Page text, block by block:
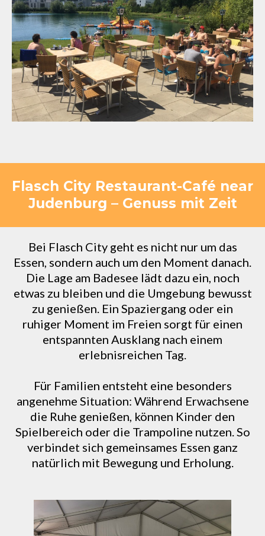
Flasch City Restaurant-Café near
Judenburg – Genuss mit Zeit
Bei Flasch City geht es nicht nur um das
Essen, sondern auch um den Moment danach.
Die Lage am Badesee lädt dazu ein, noch
etwas zu bleiben und die Umgebung bewusst
zu genießen. Ein Spaziergang oder ein
ruhiger Moment im Freien sorgt für einen
entspannten Ausklang nach einem
erlebnisreichen Tag.
Für Familien entsteht eine besonders
angenehme Situation: Während Erwachsene
die Ruhe genießen, können Kinder den
Spielbereich oder die Trampoline nutzen. So
verbindet sich gemeinsames Essen ganz
natürlich mit Bewegung und Erholung.